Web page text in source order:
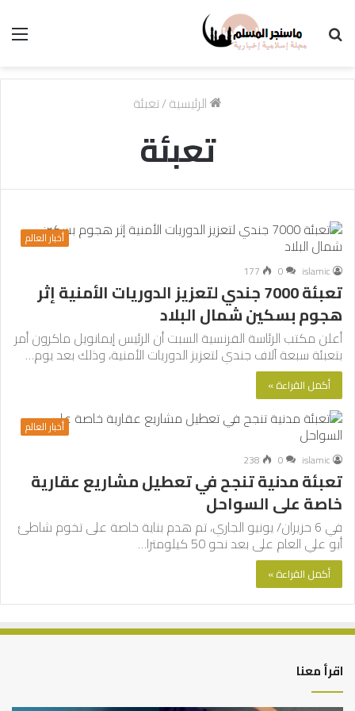
الرئيسية/تعبئة
تعبئة
أخبار العالم
islamic
0
177
تعبئة 7000 جندي لتعزيز الدوريات الأمنية إثر
هجوم بسكين شمال البلاد
أعلن مكتب الرئاسة الفرنسية السبت أن الرئيس إيمانويل ماكرون أمر
بتعبئة سبعة آلاف جندي لتعزيز الدوريات الأمنية، وذلك بعد يوم…
أكمل القراءة »
أخبار العالم
islamic
0
238
تعبئة مدنية تنجح في تعطيل مشاريع عقارية
خاصة على السواحل
في 6 حزيران/ يونيو الجاري، تم هدم بناية خاصة على تخوم شاطئ
أبو علي العام على بعد نحو 50 كيلومترا…
أكمل القراءة »
اقرأ معنا